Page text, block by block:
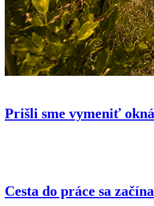
Prišli sme vymeniť
Cesta do práce sa